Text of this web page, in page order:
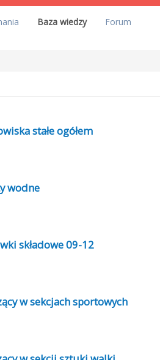
Baza wiedzy Forum
stałe ogółem
wodne
składowe 09-12
w sekcjach sportowych